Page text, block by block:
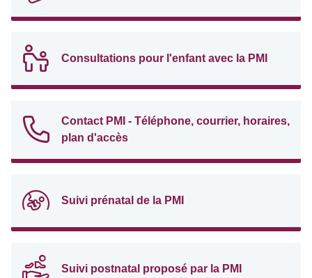
Consultations pour l'enfant avec la PMI
Contact PMI - Téléphone, courrier, horaires,
plan d'accès
Suivi prénatal de la PMI
Suivi postnatal proposé par la PMI